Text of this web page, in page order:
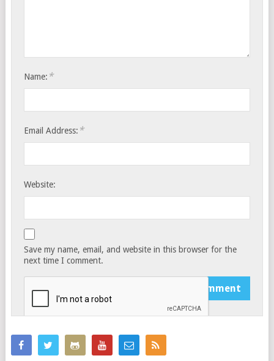
Name: *
Email Address: *
Website:
Save my name, email, and website in this browser for the
next time I comment.